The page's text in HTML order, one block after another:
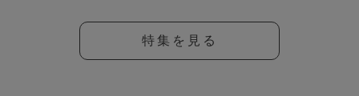
特集を見る